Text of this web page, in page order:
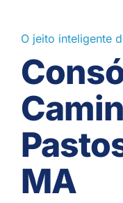
O jeito inteligente
MA